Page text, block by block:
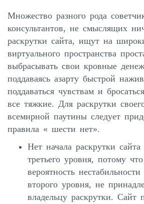
Множество разного рода
консультантов, не смыслящих
раскрутки сайта, ищут на
виртуального пространства
выбрасывать свои кровные
поддаваясь азарту быстрой
поддаваться чувствам и
все тяжкие. Для раскрутки
всемирной паутины следует
правила « шести нет».
Нет начала раскрутки
третьего уровня, потому
вероятность нестабильности
второго уровня, не
владельцу раскрутки. Сайт